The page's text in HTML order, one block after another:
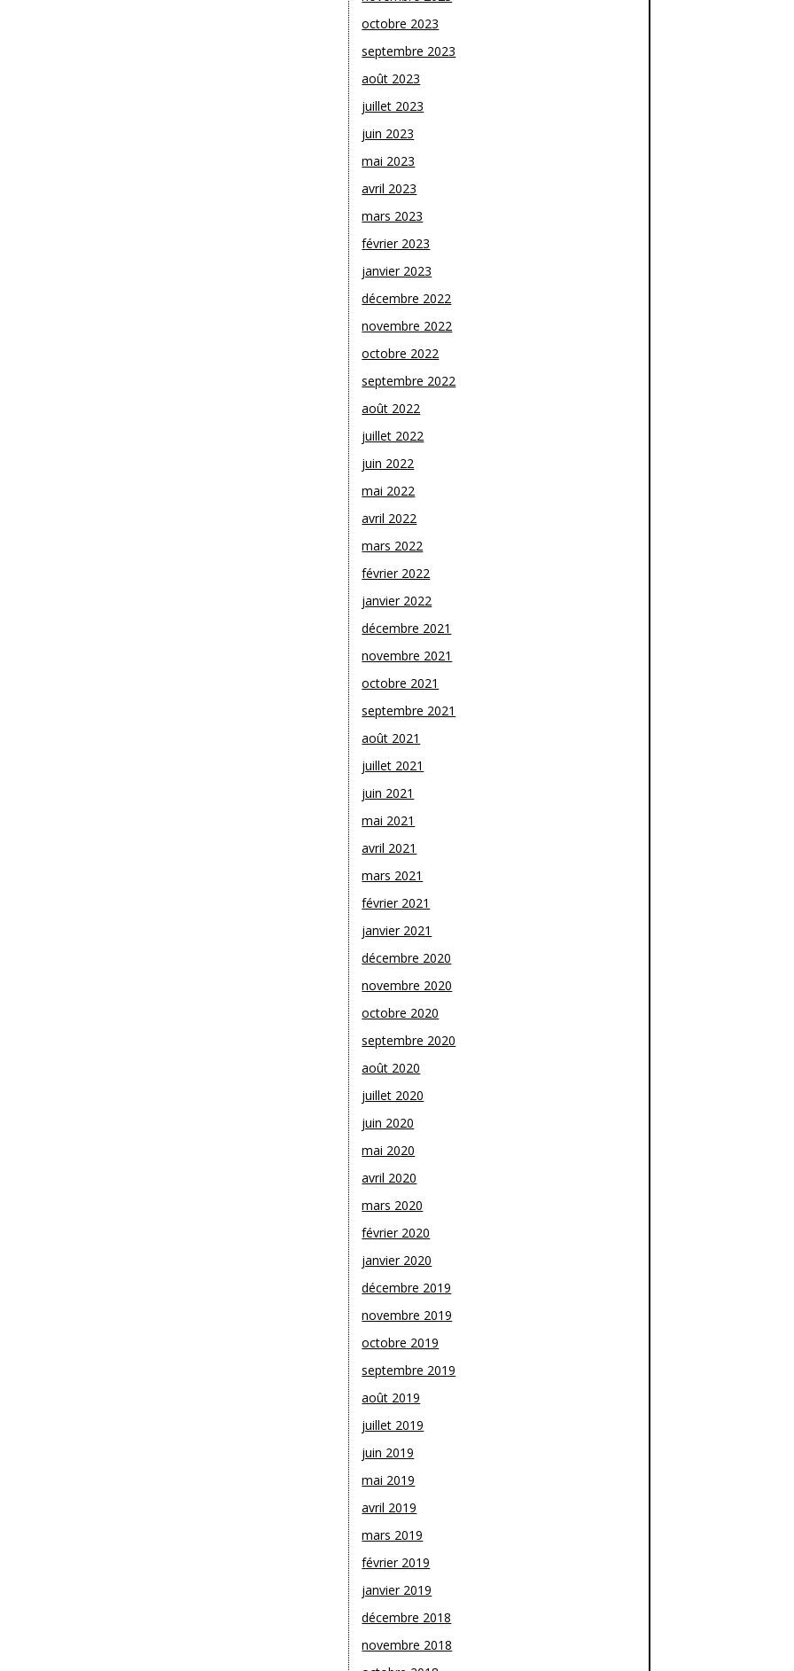
octobre 2023
septembre 2023
août 2023
juillet 2023
juin 2023
mai 2023
avril 2023
mars 2023
février 2023
janvier 2023
décembre 2022
novembre 2022
octobre 2022
septembre 2022
août 2022
juillet 2022
juin 2022
mai 2022
avril 2022
mars 2022
février 2022
janvier 2022
décembre 2021
novembre 2021
octobre 2021
septembre 2021
août 2021
juillet 2021
juin 2021
mai 2021
avril 2021
mars 2021
février 2021
janvier 2021
décembre 2020
novembre 2020
octobre 2020
septembre 2020
août 2020
juillet 2020
juin 2020
mai 2020
avril 2020
mars 2020
février 2020
janvier 2020
décembre 2019
novembre 2019
octobre 2019
septembre 2019
août 2019
juillet 2019
juin 2019
mai 2019
avril 2019
mars 2019
février 2019
janvier 2019
décembre 2018
novembre 2018